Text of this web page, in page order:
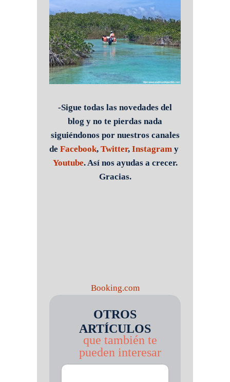
-Sigue todas las novedades del
blog y no te pierdas nada
siguiéndonos por nuestros canales
de Facebook, Twitter, Instagram y
Youtube. Así nos ayudas a crecer.
Gracias.
Booking.com
OTROS
ARTÍCULOS
que también te
pueden interesar